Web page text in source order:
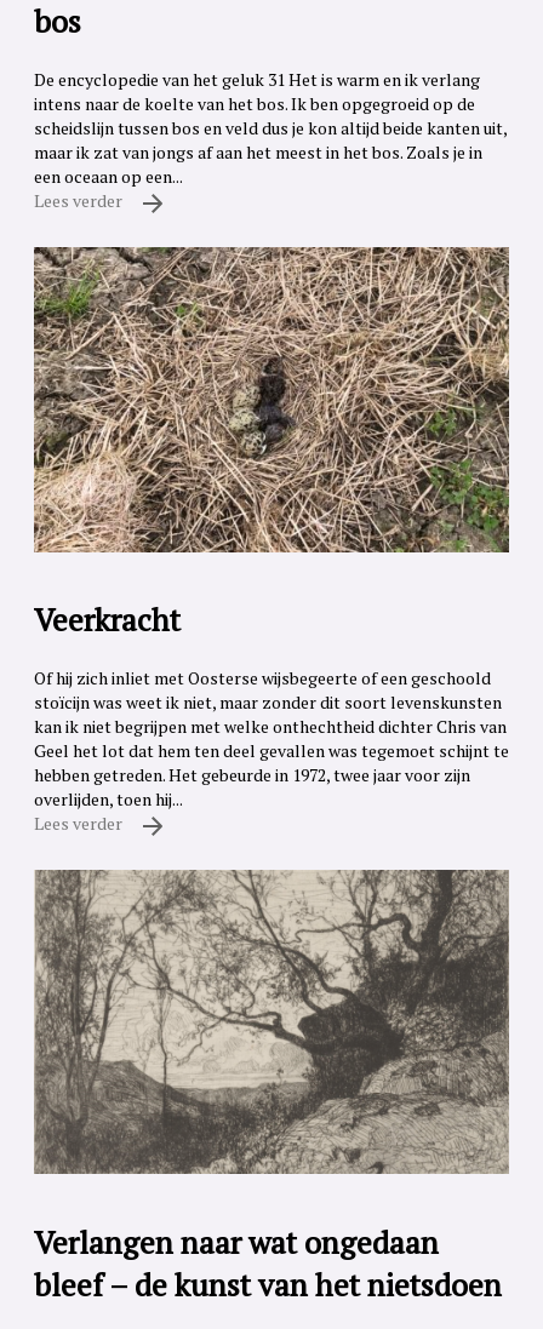
bos
De encyclopedie van het geluk 31 Het is warm en ik verlang
intens naar de koelte van het bos. Ik ben opgegroeid op de
scheidslijn tussen bos en veld dus je kon altijd beide kanten uit,
maar ik zat van jongs af aan het meest in het bos. Zoals je in
een oceaan op een...
Lees verder
Veerkracht
Of hij zich inliet met Oosterse wijsbegeerte of een geschoold
stoïcijn was weet ik niet, maar zonder dit soort levenskunsten
kan ik niet begrijpen met welke onthechtheid dichter Chris van
Geel het lot dat hem ten deel gevallen was tegemoet schijnt te
hebben getreden. Het gebeurde in 1972, twee jaar voor zijn
overlijden, toen hij...
Lees verder
Verlangen naar wat ongedaan
bleef – de kunst van het nietsdoen